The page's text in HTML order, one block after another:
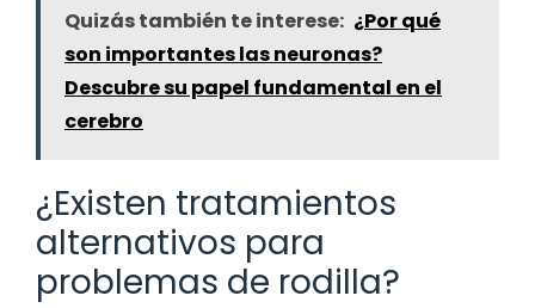
Quizás también te interese: ¿Por qué
son importantes las neuronas?
Descubre su papel fundamental en el
cerebro
¿Existen tratamientos
alternativos para
problemas de rodilla?